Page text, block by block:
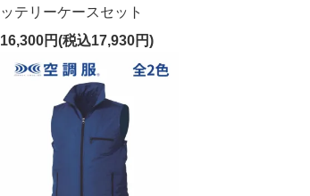
ッテリーケースセット
16,300円(税込17,930円)